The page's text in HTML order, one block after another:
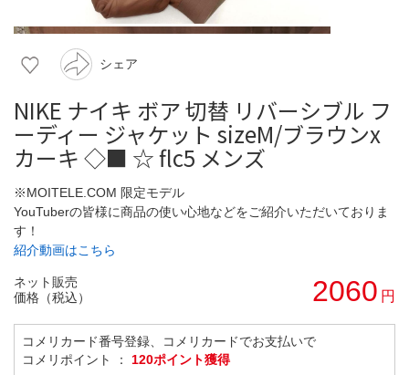
シェア
NIKE ナイキ ボア 切替 リバーシブル フ
ーディー ジャケット sizeM/ブラウンx
カーキ ◇■ ☆ flc5 メンズ
※MOITELE.COM 限定モデル
YouTuberの皆様に商品の使い心地などをご紹介いただいておりま
す！
紹介動画はこちら
ネット販売
価格（税込）
2060 円
コメリカード番号登録、コメリカードでお支払いで
コメリポイント ： 120ポイント獲得